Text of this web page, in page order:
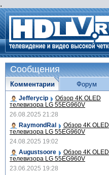
.
Сообщения
Комментарии
Jefferycip Обзор 4K OLED
телевизора LG 55EG960V
26.08.2025 21:28
RaymondRal
Обзор 4K OLED
телевизора LG 55EG960V
24.08.2025 19:02
Augustsoore
Обзор 4K OLED
телевизора LG 55EG960V
23.06.2025 19:28
Форум